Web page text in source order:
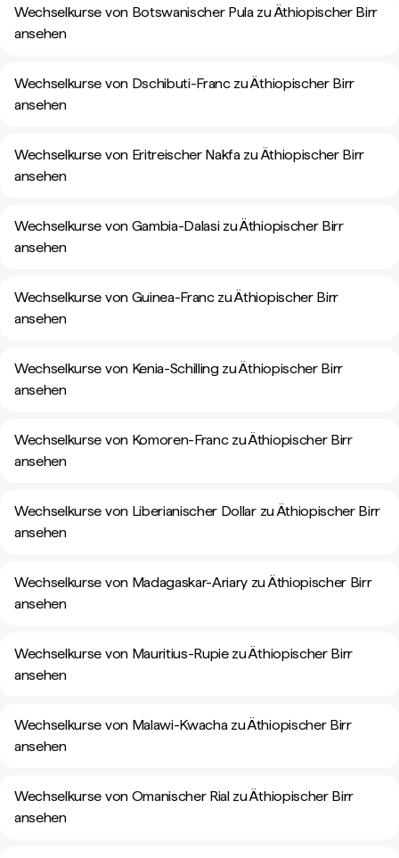
Wechselkurse von Botswanischer Pula zu Äthiopischer Birr
ansehen
Wechselkurse von Dschibuti-Franc zu Äthiopischer Birr
ansehen
Wechselkurse von Eritreischer Nakfa zu Äthiopischer Birr
ansehen
Wechselkurse von Gambia-Dalasi zu Äthiopischer Birr
ansehen
Wechselkurse von Guinea-Franc zu Äthiopischer Birr
ansehen
Wechselkurse von Kenia-Schilling zu Äthiopischer Birr
ansehen
Wechselkurse von Komoren-Franc zu Äthiopischer Birr
ansehen
Wechselkurse von Liberianischer Dollar zu Äthiopischer Birr
ansehen
Wechselkurse von Madagaskar-Ariary zu Äthiopischer Birr
ansehen
Wechselkurse von Mauritius-Rupie zu Äthiopischer Birr
ansehen
Wechselkurse von Malawi-Kwacha zu Äthiopischer Birr
ansehen
Wechselkurse von Omanischer Rial zu Äthiopischer Birr
ansehen